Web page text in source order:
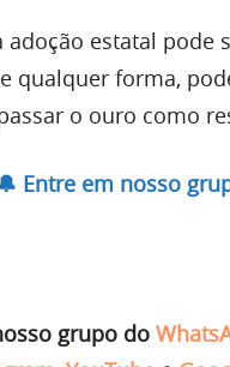
adoção estatal pode
qualquer forma,
o ouro como
Entre em nosso
grupo do